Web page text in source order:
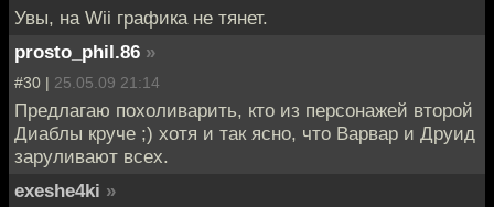
Увы, на Wii графика не тянет.
prosto_phil.86 »
#30 | 25.05.09 21:14
Предлагаю похоливарить, кто из персонажей второй
Диаблы круче ;) хотя и так ясно, что Варвар и Друид
заруливают всех.
exeshe4ki »